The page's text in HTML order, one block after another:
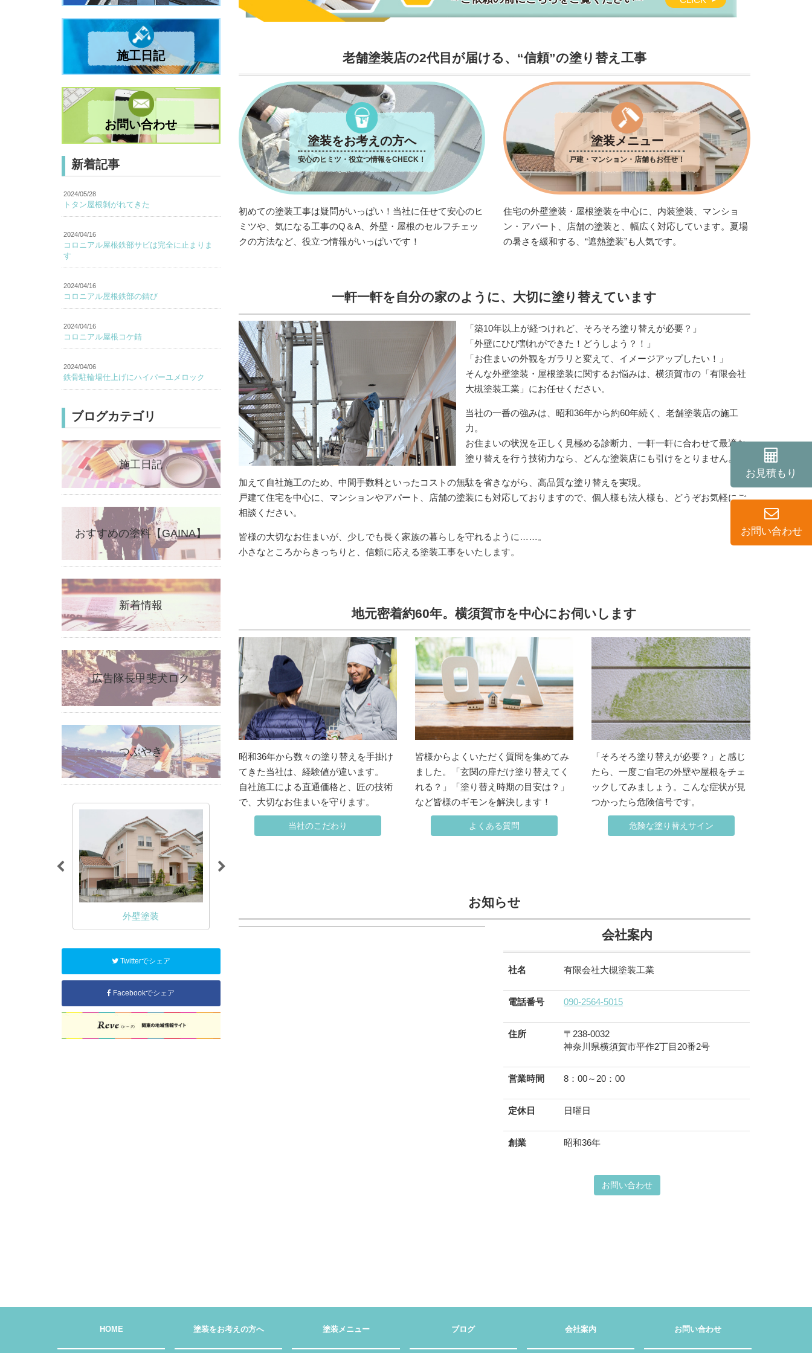
老舗塗装店の2代目が届ける、“信頼”の塗り替え工事
塗装をお考えの方へ
安心のヒミツ・役立つ情報をCHECK！
初めての塗装工事は疑問がいっぱい！当社に任せて安心のヒ
ミツや、気になる工事のQ＆A、外壁・屋根のセルフチェッ
クの方法など、役立つ情報がいっぱいです！
塗装メニュー
戸建・マンション・店舗もお任せ！
住宅の外壁塗装・屋根塗装を中心に、内装塗装、マンショ
ン・アパート、店舗の塗装と、幅広く対応しています。夏場
の暑さを緩和する、“遮熱塗装”も人気です。
一軒一軒を自分の家のように、大切に塗り替えています
「築10年以上が経つけれど、そろそろ塗り替えが必要？」
「外壁にひび割れができた！どうしよう？！」
「お住まいの外観をガラリと変えて、イメージアップしたい！」
そんな外壁塗装・屋根塗装に関するお悩みは、横須賀市の「有限会社
大槻塗装工業」にお任せください。
当社の一番の強みは、昭和36年から約60年続く、老舗塗装店の施工
力。
お住まいの状況を正しく見極める診断力、一軒一軒に合わせて最適な
塗り替えを行う技術力なら、どんな塗装店にも引けをとりません。
加えて自社施工のため、中間手数料といったコストの無駄を省きながら、高品質な塗り替えを実現。
戸建て住宅を中心に、マンションやアパート、店舗の塗装にも対応しておりますので、個人様も法人様も、どうぞお気軽にご
相談ください。
皆様の大切なお住まいが、少しでも長く家族の暮らしを守れるように……。
小さなところからきっちりと、信頼に応える塗装工事をいたします。
地元密着約60年。横須賀市を中心にお伺いします
昭和36年から数々の塗り替えを手掛け
てきた当社は、経験値が違います。
自社施工による直通価格と、匠の技術
で、大切なお住まいを守ります。
当社のこだわり
皆様からよくいただく質問を集めてみ
ました。「玄関の扉だけ塗り替えてく
れる？」「塗り替え時期の目安は？」
など皆様のギモンを解決します！
よくある質問
「そろそろ塗り替えが必要？」と感じ
たら、一度ご自宅の外壁や屋根をチェ
ックしてみましょう。こんな症状が見
つかったら危険信号です。
危険な塗り替えサイン
お知らせ
会社案内
社名 有限会社大槻塗装工業
電話番号 090-2564-5015
住所
〒238-0032
神奈川県横須賀市平作2丁目20番2号
営業時間 8：00～20：00
定休日 日曜日
創業 昭和36年
お問い合わせ
施工日記
お問い合わせ
新着記事
2024/05/28
トタン屋根剝がれてきた
2024/04/16
コロニアル屋根鉄部サビは完全に止まりま
す
2024/04/16
コロニアル屋根鉄部の錆び
2024/04/16
コロニアル屋根コケ錆
2024/04/06
鉄骨駐輪場仕上げにハイパーユメロック
ブログカテゴリ
施工日記
おすすめの塗料【GAINA】
新着情報
広告隊長甲斐犬ロク
つぶやき
外壁塗装 屋根塗装 内装塗装 アパート・マンション塗装 店舗塗装
Twitterでシェア
Facebookでシェア
HOME 塗装をお考えの方へ 塗装メニュー ブログ 会社案内 お問い合わせ
お見積もり
お問い合わせ